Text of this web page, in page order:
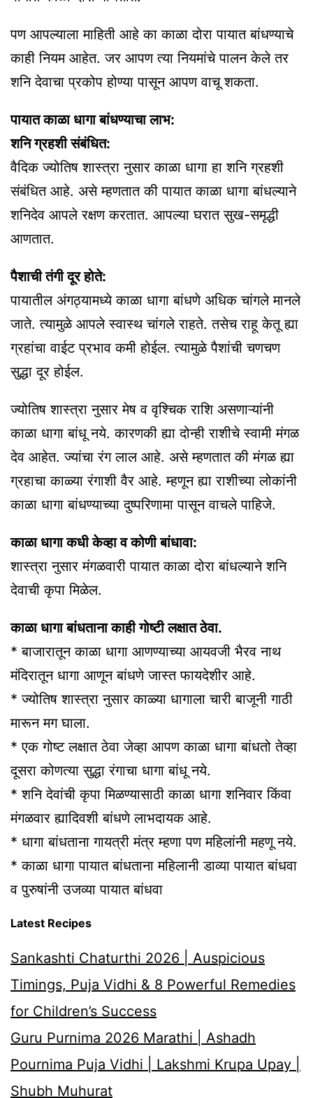
पण आपल्याला माहिती आहे का काळा दोरा पायात बांधण्याचे
काही नियम आहेत. जर आपण त्या नियमांचे पालन केले तर
शनि देवाचा प्रकोप होण्या पासून आपण वाचू शकता.
पायात काळा धागा बांधण्याचा लाभ:
शनि ग्रहशी संबंधित:
वैदिक ज्योतिष शास्त्रा नुसार काळा धागा हा शनि ग्रहशी
संबंधित आहे. असे म्हणतात की पायात काळा धागा बांधल्याने
शनिदेव आपले रक्षण करतात. आपल्या घरात सुख-समृद्धी
आणतात.
पैशाची तंगी दूर होते:
पायातील अंगठ्यामध्ये काळा धागा बांधणे अधिक चांगले मानले
जाते. त्यामुळे आपले स्वास्थ चांगले राहते. तसेच राहू केतू ह्या
ग्रहांचा वाईट प्रभाव कमी होईल. त्यामुळे पैशांची चणचण
सुद्धा दूर होईल.
ज्योतिष शास्त्रा नुसार मेष व वृश्चिक राशि असणाऱ्यांनी
काळा धागा बांधू नये. कारणकी ह्या दोन्ही राशीचे स्वामी मंगळ
देव आहेत. ज्यांचा रंग लाल आहे. असे म्हणतात की मंगळ ह्या
ग्रहाचा काळ्या रंगाशी वैर आहे. म्हणून ह्या राशीच्या लोकांनी
काळा धागा बांधण्याच्या दुष्परिणामा पासून वाचले पाहिजे.
काळा धागा कधी केव्हा व कोणी बांधावा:
शास्त्रा नुसार मंगळवारी पायात काळा दोरा बांधल्याने शनि
देवाची कृपा मिळेल.
काळा धागा बांधताना काही गोष्टी लक्षात ठेवा.
* बाजारातून काळा धागा आणण्याच्या आयवजी भैरव नाथ
मंदिरातून धागा आणून बांधणे जास्त फायदेशीर आहे.
* ज्योतिष शास्त्रा नुसार काळ्या धागाला चारी बाजूनी गाठी
मारून मग घाला.
* एक गोष्ट लक्षात ठेवा जेव्हा आपण काळा धागा बांधतो तेव्हा
दूसरा कोणत्या सुद्धा रंगाचा धागा बांधू नये.
* शनि देवांची कृपा मिळण्यासाठी काळा धागा शनिवार किंवा
मंगळवार ह्यादिवशी बांधणे लाभदायक आहे.
* धागा बांधताना गायत्री मंत्र म्हणा पण महिलांनी महणू नये.
* काळा धागा पायात बांधताना महिलानी डाव्या पायात बांधवा
व पुरुषांनी उजव्या पायात बांधवा
Latest Recipes
Sankashti Chaturthi 2026 | Auspicious
Timings, Puja Vidhi & 8 Powerful Remedies
for Children’s Success
Guru Purnima 2026 Marathi | Ashadh
Pournima Puja Vidhi | Lakshmi Krupa Upay |
Shubh Muhurat